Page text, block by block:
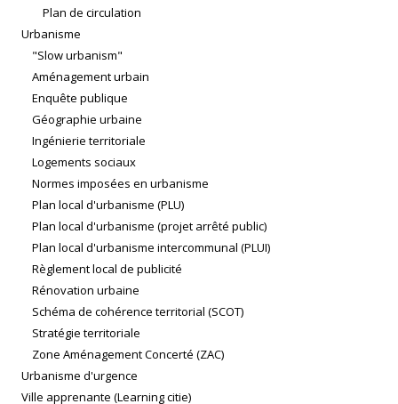
Plan de circulation
Urbanisme
"Slow urbanism"
Aménagement urbain
Enquête publique
Géographie urbaine
Ingénierie territoriale
Logements sociaux
Normes imposées en urbanisme
Plan local d'urbanisme (PLU)
Plan local d'urbanisme (projet arrêté public)
Plan local d'urbanisme intercommunal (PLUI)
Règlement local de publicité
Rénovation urbaine
Schéma de cohérence territorial (SCOT)
Stratégie territoriale
Zone Aménagement Concerté (ZAC)
Urbanisme d'urgence
Ville apprenante (Learning citie)